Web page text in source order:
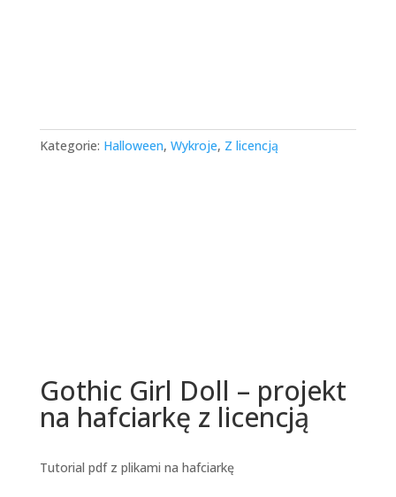
Kategorie: Halloween, Wykroje, Z licencją
Gothic Girl Doll – projekt
na hafciarkę z licencją
Tutorial pdf z plikami na hafciarkę